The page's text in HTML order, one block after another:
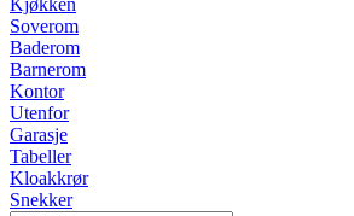
Kjøkken
Soverom
Baderom
Barnerom
Kontor
Utenfor
Garasje
Tabeller
Kloakkrør
Snekker